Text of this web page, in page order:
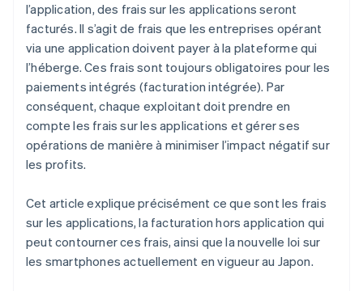
l’application, des frais sur les applications seront
facturés. Il s’agit de frais que les entreprises opérant
via une application doivent payer à la plateforme qui
l’héberge. Ces frais sont toujours obligatoires pour les
paiements intégrés (facturation intégrée). Par
conséquent, chaque exploitant doit prendre en
compte les frais sur les applications et gérer ses
opérations de manière à minimiser l’impact négatif sur
les profits.
Cet article explique précisément ce que sont les frais
sur les applications, la facturation hors application qui
peut contourner ces frais, ainsi que la nouvelle loi sur
les smartphones actuellement en vigueur au Japon.